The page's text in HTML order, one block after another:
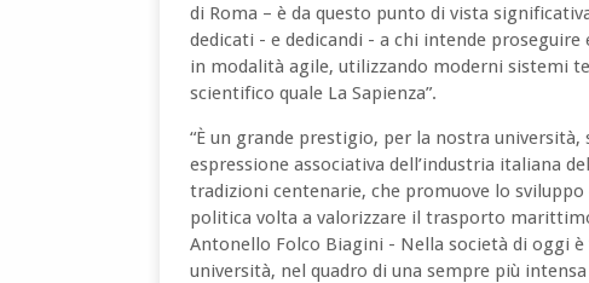
di Roma – è da questo punto di vista
dedicati - e dedicandi - a chi intende
in modalità agile, utilizzando moderni sistemi
scientifico quale La Sapienza”.
“È un grande prestigio, per la nostra
espressione associativa dell’industria italiana
tradizioni centenarie, che promuove lo
politica volta a valorizzare il trasporto
Antonello Folco Biagini - Nella società di oggi
università, nel quadro di una sempre più